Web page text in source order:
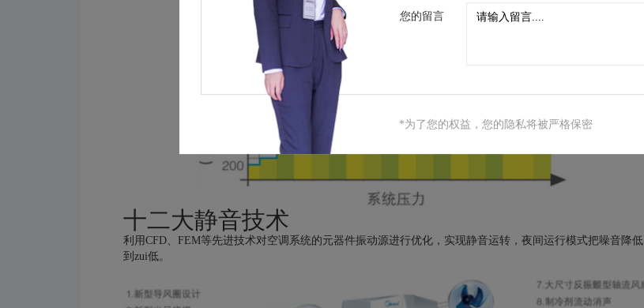
十二大静音技术
利用CFD、FEM等先进技术对空调系统的元器件振动源进行优化，实现静音运转，夜间运行模式把噪音降低
到zui低。
您的留言
*为了您的权益，您的隐私将被严格保密